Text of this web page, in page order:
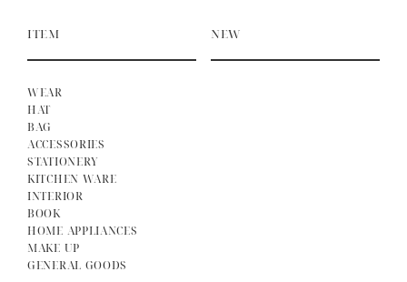
ITEM
WEAR
HAT
BAG
ACCESSORIES
STATIONERY
KITCHEN WARE
INTERIOR
BOOK
HOME APPLIANCES
MAKE UP
GENERAL GOODS
NEW